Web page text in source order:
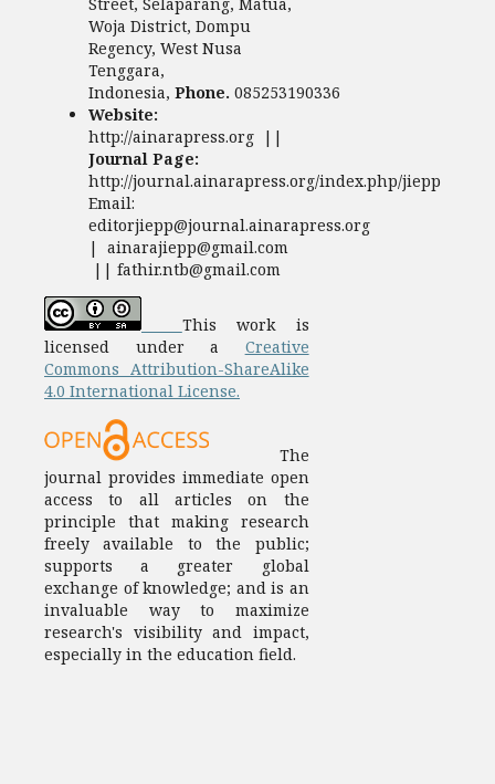
Street, Selaparang, Matua,
Woja District, Dompu
Regency, West Nusa
Tenggara,
Indonesia, Phone. 085253190336
Website:
http://ainarapress.org ||
Journal Page:
http://journal.ainarapress.org/index.php/jiepp
Email:
editorjiepp@journal.ainarapress.org
| ainarajiepp@gmail.com
|| fathir.ntb@gmail.com
This work is
licensed under a Creative
Commons Attribution-ShareAlike
4.0 International License.
The
journal provides immediate open
access to all articles on the
principle that making research
freely available to the public;
supports a greater global
exchange of knowledge; and is an
invaluable way to maximize
research's visibility and impact,
especially in the education field.